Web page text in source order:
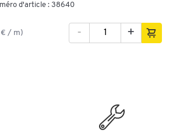
d'article : 38640
/ m) +
-